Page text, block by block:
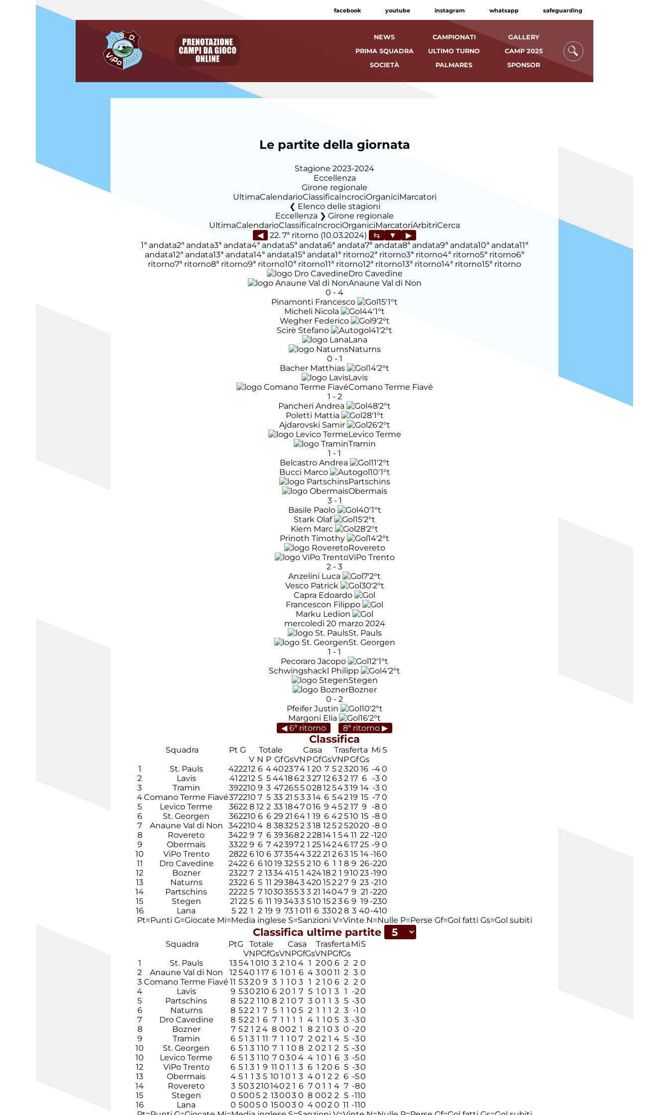
facebook youtube instagram whatsapp safeguarding
NEWS CAMPIONATI
GALLERY
PRIMA SQUADRA
ULTIMO TURNO
CAMP 2025
SOCIETÀ
PALMARES SPONSOR
Le partite della giornata
Stagione 2023-2024
Eccellenza
Girone regionale
UltimaCalendarioClassificaIncrociOrganiciMarcatori
Elenco delle stagioni
Eccellenza ❯ Girone regionale
UltimaCalendarioClassificaIncrociOrganiciMarcatoriArbitriCerca
◀
22. 7ª ritorno (10.03.2024)
▶
1ª andata2ª andata3ª andata4ª andata5ª andata6ª andata7ª andata8ª andata9ª andata10ª andata11ª
andata12ª andata13ª andata14ª andata15ª andata1ª ritorno2ª ritorno3ª ritorno4ª ritorno5ª ritorno6ª
ritorno7ª ritorno8ª ritorno9ª ritorno10ª ritorno11ª ritorno12ª ritorno13ª ritorno14ª ritorno15ª ritorno
Dro Cavedine
Anaune Val di Non
0 - 4
Pinamonti Francesco
15'1°t
Micheli Nicola
44'1°t
Wegher Federico
9'2°t
Scirè Stefano
41'2°t
Lana
Naturns
0 - 1
Bacher Matthias
14'2°t
Lavis
Comano Terme Fiavé
1 - 2
Pancheri Andrea
48'2°t
Poletti Mattia
28'1°t
Ajdarovski Samir
26'2°t
Levico Terme
Tramin
1 - 1
Belcastro Andrea
11'2°t
Bucci Marco
10'1°t
Partschins
Obermais
3- 1
Basile Paolo
40'1°t
Stark Olaf
15'2°t
Kiem Marc
28'2°t
Prinoth Timothy
14'2°t
Rovereto
ViPo Trento
2 - 3
Anzelini Luca
7'2°t
Vesco Patrick
30'2°t
Capra Edoardo
Francescon Filippo
Marku Ledion
mercoledì 20 marzo 2024
St. Pauls
St. Georgen
1 - 1
Pecoraro Jacopo
12'1°t
Schwingshackl Philipp
4'2°t
Stegen
Bozner
0 - 2
Pfeifer Justin
10'2°t
Margoni Elia
16'2°t
◀ 6ª ritorno
8ª ritorno ▶
Classifica
Squadra Pt G Totale Casa Trasferta Mi S
V N P GfGsVNPGfGsVNPGfGs
1
St. Pauls 422212 6 4402374 1 20 7 52320 16 -40
2
Lavis 412212 5 5 441862 327 12632 17 6 -3 0
3
Tramin 392210 9 3 4726550281254319 14 -3 0
4Comano Terme Fiavé372210 7 5 33 21 53 314 6 54219 15 -7 0
5
Levico Terme 3622 8 12 2 33 1847016 9 452 17 9 -8 0
6
St. Georgen 362210 6 6 29 21 64 1 19 6 42510 15 -8 0
7
Anaune Val di Non 342210 4 8 383252 318 125252020 -8 0
8
Rovereto 3422 9 7 6 393682 22814 1 54 11 22 -120
9
Obermais 3322 9 6 7 423972 1 251424617 25 -9 0
10
ViPo Trento 2822 610 6 373544322 21 263 15 14 -160
11
Dro Cavedine 2422 6 610 19 3255 210 6 1 1 8 9 26-220
12
Bozner 2322 7 2 133441 5 1 424182 1 910 23 -190
13
Naturns 2322 6 5 11 293843420 15227 9 23 -210
14
Partschins 2222 5 7 10303553 3 21 14047 9 21 -220
15
Stegen 21 22 5 6 11 19 3433 510 15236 9 19 -230
16
Lana 5 22 1 2 19 9 73 1 011 6 33028 3 40-410
Pt=Punti G=Giocate Mi=Media inglese S=Sanzioni V=Vinte N=Nulle P=Perse Gf=Gol fatti Gs=Gol subiti
Classifica ultime partite
Squadra PtG Totale Casa Trasferta MiS
VNPGfGsVNPGfGsVNPGfGs
1
St. Pauls 1354 1 010 3 2 1 0 4 1 200 6 2 2 0
2
Anaune Val di Non 12540 1 17 6 1 0 1 6 4 300 11 2 3 0
3 Comano Terme Fiavé 11 5320 9 3 1 1 0 3 1 2 1 0 6 2 2 0
4
Lavis 9 530210 6 20 1 7 5 1 0 1 3 1 -20
5
Partschins 8 522 1 10 8 2 1 0 7 3 0 1 1 3 5 -30
6
Naturns 8 522 1 7 5 1 1 0 5 2 1 1 1 2 3 -1 0
7
Dro Cavedine 8 522 1 6 7 1 1 1 1 4 1 1 0 5 3 -30
8
Bozner 7 52 1 2 4 8 002 1 8 2 1 0 3 0 -20
9
Tramin 6 5 1 3 1 11 7 1 1 0 7 2 02 1 4 5 -30
10
St. Georgen 6 5 1 3 1 10 7 1 1 0 8 2 02 1 2 5 -30
10
Levico Terme 6 5 1 3 1 10 7 030 4 4 1 0 1 6 3 -50
12
ViPo Trento 6 5 1 3 1 9 11 0 1 1 3 6 1 20 6 5 -30
13
Obermais 4 5 1 1 3 5 10 1 0 1 3 4 0 1 2 2 6 -50
14
Rovereto 3 5032101402 1 6 7 0 1 1 4 7 -80
15
Stegen 0 5005 2 13003 0 8 002 2 5 -110
16
Lana 0 5005 0 15003 0 4 002 0 11 -110